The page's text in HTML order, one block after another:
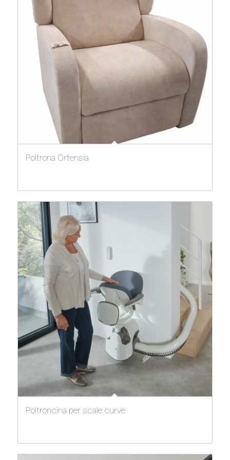
Poltrona Ortensia
Poltroncina per scale curve